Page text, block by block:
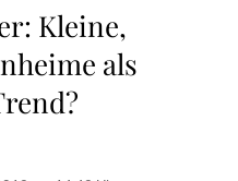
Kleine,
als